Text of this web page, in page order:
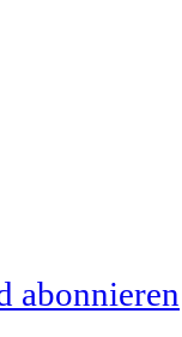
abonnieren